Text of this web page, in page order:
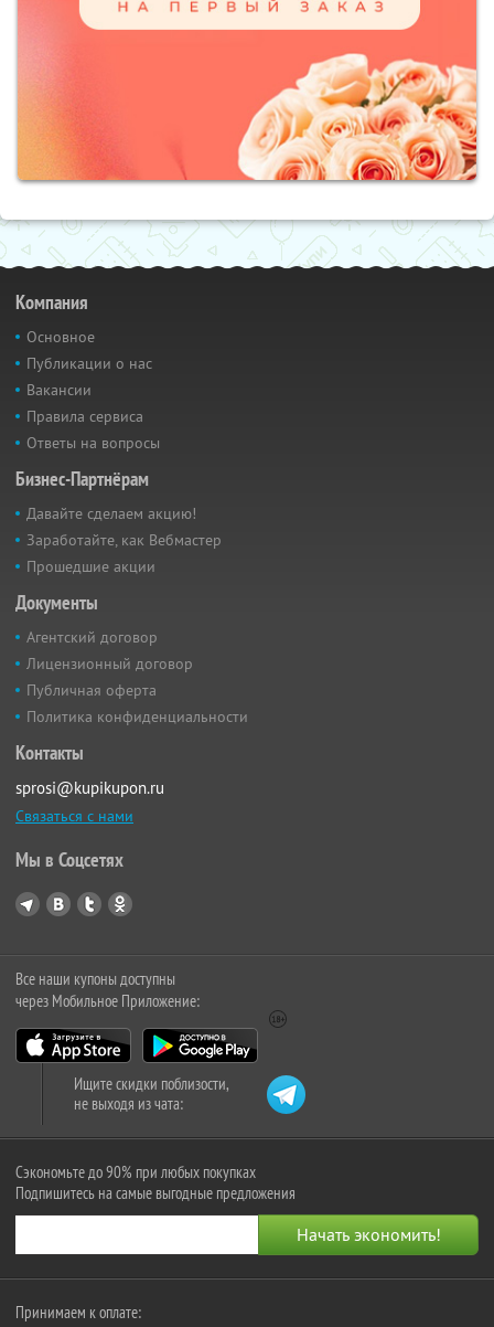
Компания
Основное
Публикации о нас
Вакансии
Правила сервиса
Ответы на вопросы
Бизнес-Партнёрам
Давайте сделаем акцию!
Заработайте, как Вебмастер
Прошедшие акции
Документы
Агентский договор
Лицензионный договор
Публичная оферта
Политика конфиденциальности
Контакты
sprosi@kupikupon.ru
Связаться с нами
Мы в Соцсетях
Все наши купоны доступны
через Мобильное Приложение:
Ищите скидки поблизости,
не выходя из чата:
Сэкономьте до 90% при любых покупках
Подпишитесь на самые выгодные предложения
Принимаем к оплате: